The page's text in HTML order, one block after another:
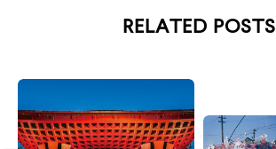
RELATED POSTS